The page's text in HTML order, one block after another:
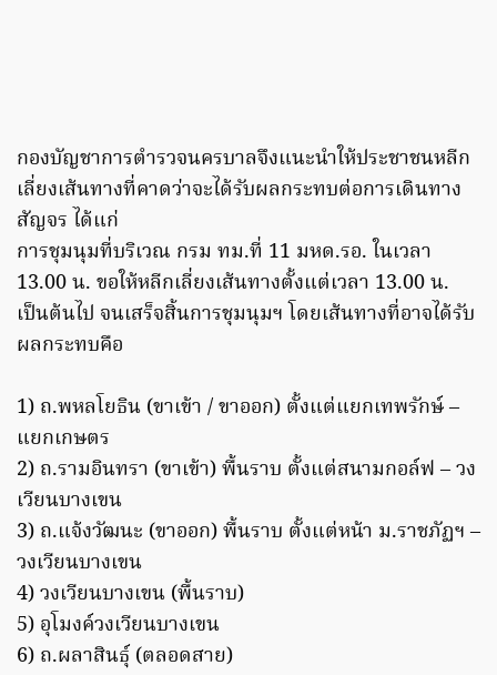
กองบัญชาการตำรวจนครบาลจึงแนะนำให้ประชาชนหลีก
เลี่ยงเส้นทางที่คาดว่าจะได้รับผลกระทบต่อการเดินทาง
สัญจร ได้แก่
การชุมนุมที่บริเวณ กรม ทม.ที่ 11 มหด.รอ. ในเวลา
13.00 น. ขอให้หลีกเลี่ยงเส้นทางตั้งแต่เวลา 13.00 น.
เป็นต้นไป จนเสร็จสิ้นการชุมนุมฯ โดยเส้นทางที่อาจได้รับ
ผลกระทบคือ
1) ถ.พหลโยธิน (ขาเข้า / ขาออก) ตั้งแต่แยกเทพรักษ์ –
แยกเกษตร
2) ถ.รามอินทรา (ขาเข้า) พื้นราบ ตั้งแต่สนามกอล์ฟ – วง
เวียนบางเขน
3) ถ.แจ้งวัฒนะ (ขาออก) พื้นราบ ตั้งแต่หน้า ม.ราชภัฏฯ –
วงเวียนบางเขน
4) วงเวียนบางเขน (พื้นราบ)
5) อุโมงค์วงเวียนบางเขน
6) ถ.ผลาสินธุ์ (ตลอดสาย)